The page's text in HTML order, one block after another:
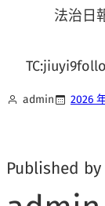
法治日報
admin 2026
Published by